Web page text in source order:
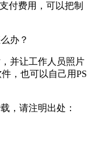
付费用，可以把制
并让工作人员照片
，也可以自己用PS
，请注明出处：